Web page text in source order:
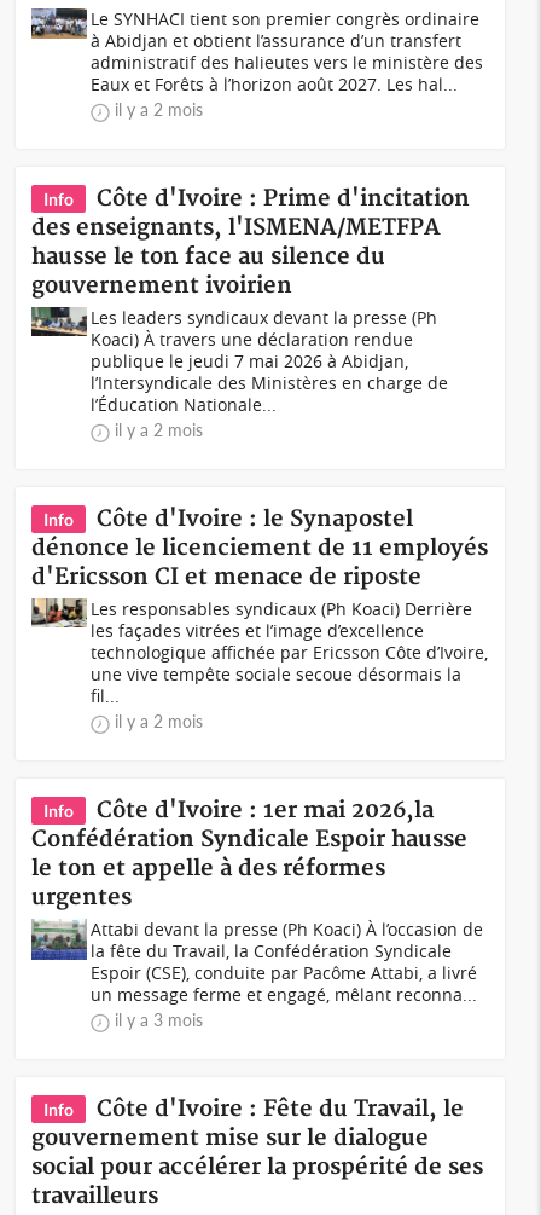
Le SYNHACI tient son premier congrès ordinaire
à Abidjan et obtient l’assurance d’un transfert
administratif des halieutes vers le ministère des
Eaux et Forêts à l’horizon août 2027. Les hal...
il y a 2 mois
Info
Côte d'Ivoire : Prime d'incitation
des enseignants, l'ISMENA/METFPA
hausse le ton face au silence du
gouvernement ivoirien
Les leaders syndicaux devant la presse (Ph
Koaci) À travers une déclaration rendue
publique le jeudi 7 mai 2026 à Abidjan,
l’Intersyndicale des Ministères en charge de
l’Éducation Nationale...
il y a 2 mois
Info
Côte d'Ivoire : le Synapostel
dénonce le licenciement de 11 employés
d'Ericsson CI et menace de riposte
Les responsables syndicaux (Ph Koaci) Derrière
les façades vitrées et l’image d’excellence
technologique affichée par Ericsson Côte d’Ivoire,
une vive tempête sociale secoue désormais la
fil...
il y a 2 mois
Info
Côte d'Ivoire : 1er mai 2026,la
Confédération Syndicale Espoir hausse
le ton et appelle à des réformes
urgentes
Attabi devant la presse (Ph Koaci) À l’occasion de
la fête du Travail, la Confédération Syndicale
Espoir (CSE), conduite par Pacôme Attabi, a livré
un message ferme et engagé, mêlant reconna...
il y a 3 mois
Info
Côte d'Ivoire : Fête du Travail, le
gouvernement mise sur le dialogue
social pour accélérer la prospérité de ses
travailleurs